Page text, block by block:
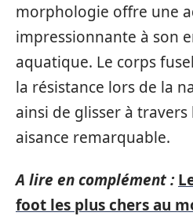
morphologie offre une
impressionnante à son
aquatique. Le corps
la résistance lors de la
ainsi de glisser à travers
aisance remarquable.
A lire en complément :
foot les plus chers au